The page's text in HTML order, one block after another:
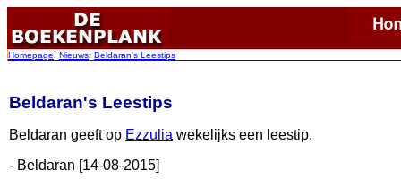
Homepage: Nieuws: Beldaran's Leestips
Beldaran's Leestips
Beldaran geeft op Ezzulia wekelijks een leestip.
- Beldaran [14-08-2015]